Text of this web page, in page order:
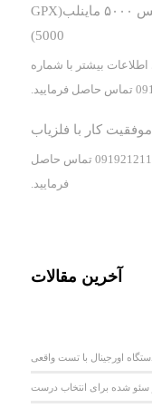
فلزیاب جی پی ایکس ۵۰۰۰ ماینلب(GPX
5000)
برای اطلاعات بیشتر با شماره
کار با فلزیاب
سلام بله برای مشاوره با شماره 09192121179 تماس حاصل
فرمایید.
آخرین مقالات
اورجینال با تست واقعی
و سئو شده برای انتخاب درست